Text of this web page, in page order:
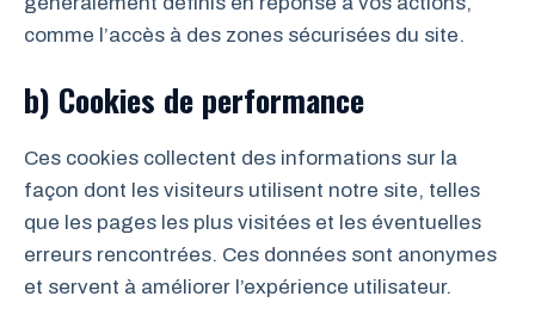
comme l’accès à des zones sécurisées du site.
b) Cookies de performance
Ces cookies collectent des informations sur la
façon dont les visiteurs utilisent notre site, telles
que les pages les plus visitées et les éventuelles
erreurs rencontrées. Ces données sont anonymes
et servent à améliorer l’expérience utilisateur.